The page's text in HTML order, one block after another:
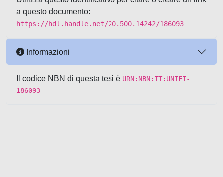
a questo documento:
https://hdl.handle.net/20.500.14242/186093
Informazioni
Il codice NBN di questa tesi è URN:NBN:IT:UNIFI-
186093